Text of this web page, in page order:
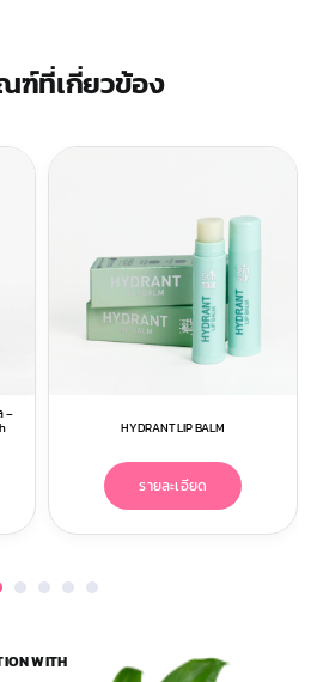
ฑ์ที่เกี่ยวข้อง
–
HYDRANT LIP BALM
รายละเอียด
WITH